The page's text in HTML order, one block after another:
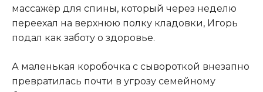
массажёр для спины, который через неделю
переехал на верхнюю полку кладовки, Игорь
подал как заботу о здоровье.
А маленькая коробочка с сывороткой внезапно
превратилась почти в угрозу семейному